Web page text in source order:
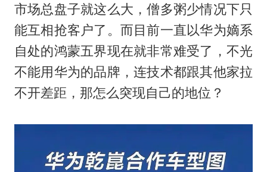
市场总盘子就这么大，僧多粥少情况下只
能互相抢客户了。而目前一直以华为嫡系
自处的鸿蒙五界现在就非常难受了，不光
不能用华为的品牌，连技术都跟其他家拉
不开差距，那怎么突现自己的地位？